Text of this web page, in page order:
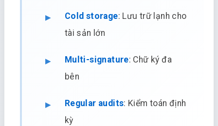
Cold storage: Lưu trữ lạnh cho
tài sản lớn
Multi-signature: Chữ ký đa
bên
Regular audits: Kiểm toán định
kỳ